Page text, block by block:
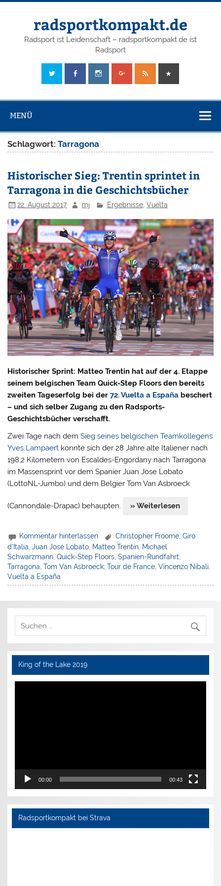
radsportkompakt.de
Radsport ist Leidenschaft – radsportkompakt.de ist
Radsport
MENÜ
Schlagwort:Tarragona
Historischer Sieg: Trentin sprintet in
Tarragona in die Geschichtsbücher
22. August 2017 mj Ergebnisse, Vuelta
Historischer Sprint: Matteo Trentin hat auf der 4. Etappe
seinem belgischen Team Quick-Step Floors den bereits
zweiten Tageserfolg bei der72. Vuelta a España beschert
– und sich selber Zugang zu den Radsports-
Geschichtsbücher verschafft.
Zwei Tage nach demSieg seines belgischen Teamkollegens
Yves Lampaert konnte sich der 28 Jahre alte Italiener nach
198,2 Kilometern von Escaldes-Engordany nach Tarragona
im Massensprint vor dem Spanier Juan Jose Lobato
(LottoNL-Jumbo) und dem Belgier Tom Van Asbroeck
(Cannondale-Drapac) behaupten. » Weiterlesen
Kommentar hinterlassen Christopher Froome,Giro
d'Italia ,Juan José Lobato Matteo Trentin Michael
Schwarzmann ,Quick-Step Floors ,Spanien-Rundfahrt
Tarragona ,Tom Van Asbroeck ,Tour de France ,Vincenzo Nibali
Vuelta a España
King of the Lake 2019
00:00 00:43
Radsportkompakt bei Strava